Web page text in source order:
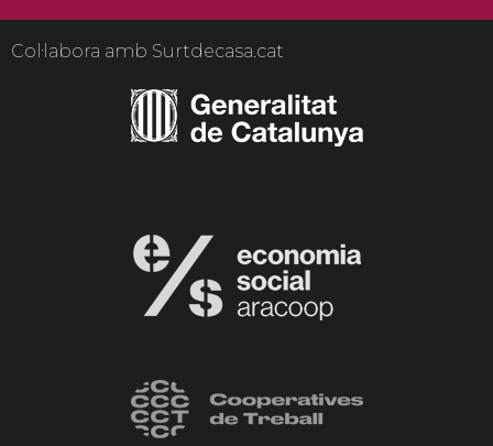
Col·labora amb Surtdecasa.cat